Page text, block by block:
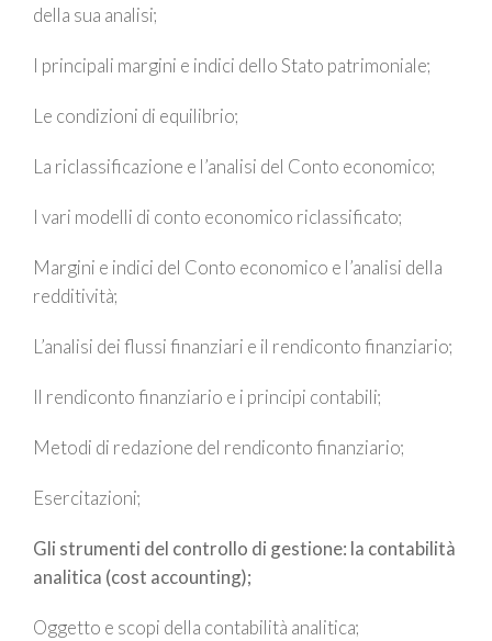
della sua analisi;
I principali margini e indici dello Stato patrimoniale;
Le condizioni di equilibrio;
La riclassificazione e l’analisi del Conto economico;
I vari modelli di conto economico riclassificato;
Margini e indici del Conto economico e l’analisi della
redditività;
L’analisi dei flussi finanziari e il rendiconto finanziario;
Il rendiconto finanziario e i principi contabili;
Metodi di redazione del rendiconto finanziario;
Esercitazioni;
Gli strumenti del controllo di gestione: la contabilità
analitica (cost accounting);
Oggetto e scopi della contabilità analitica;